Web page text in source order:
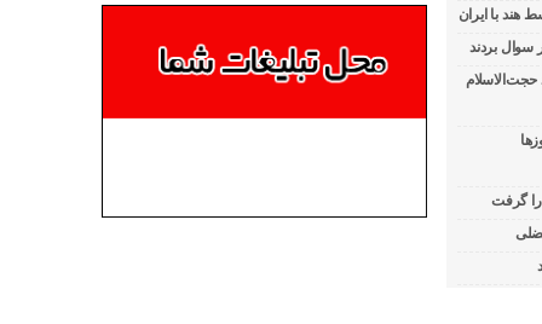
هند با ایران
حجت‌الاسلام
را گرفت